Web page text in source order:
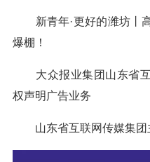
新青年·更好的潍坊丨高
爆棚！
大众报业集团山东省互
权声明广告业务
山东省互联网传媒集团